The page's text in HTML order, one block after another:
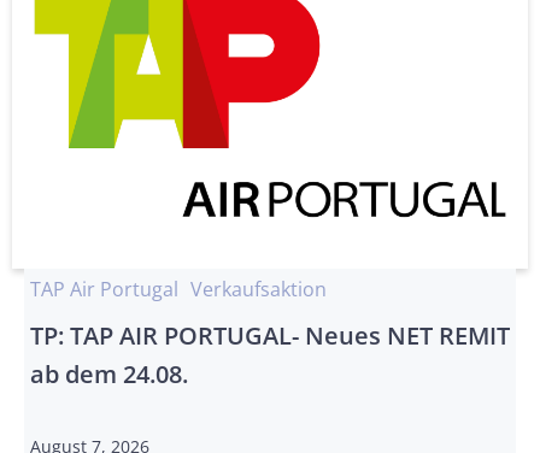
TAP Air Portugal Verkaufsaktion
TP: TAP AIR PORTUGAL- Neues NET REMIT
ab dem 24.08.
August 7, 2026